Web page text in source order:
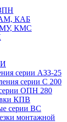
КАБ
КМС
серии АЗЗ-25
серии С 200
ОПН 280
КПВ
серии ВС
монтажной